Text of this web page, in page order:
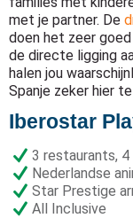
met je partner. De
doen het zeer
de directe ligging
halen jou
Spanje zeker hier
Iberostar
3 restaurants, 4
Nederlandse
Star Prestige
All Inclusive